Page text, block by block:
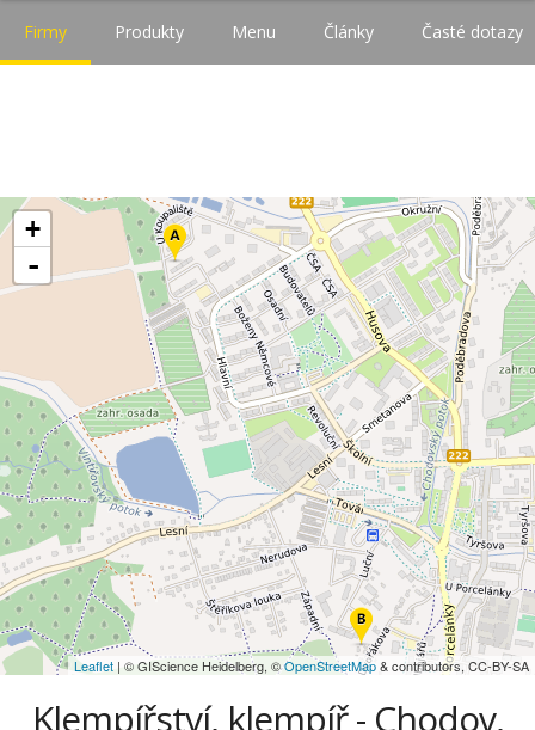
Firmy Produkty Menu Články Časté dotazy
+
-
Leaflet | © GIScience Heidelberg, ©OpenStreetMap& contributors, CC-BY-SA
Klempířství, klempíř - Chodov,